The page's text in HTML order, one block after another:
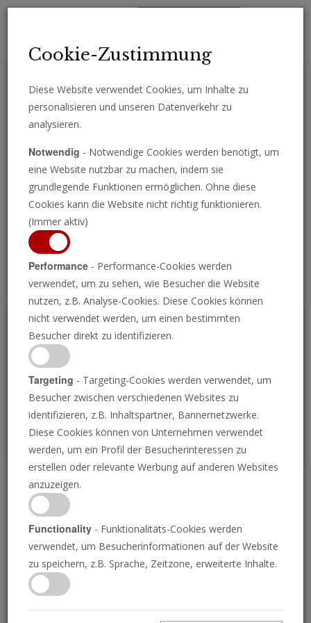
Erhalten Sie wichtige Analysen, Kommentare und Nachrichten
Programm ansehen
P
Wiederbelebung des
Psalters von Tara
28.07.2023 • 25 Minuten
Der Prophet Jeremia sammelte und ordnete die
Psalmen von König David in seinem Buch Der
Cookie-Zustimmung
Diese Website verwendet Cookies, um Inhalte zu
personalisieren und unseren Datenverkehr zu
analysieren.
Notwendig - Notwendige Cookies werden benötigt, um
eine Website nutzbar zu machen, indem sie
grundlegende Funktionen ermöglichen. Ohne diese
Cookies kann die Website nicht richtig funktionieren.
(Immer aktiv)
Performance - Performance-Cookies werden
verwendet, um zu sehen, wie Besucher die Website
nutzen, z.B. Analyse-Cookies. Diese Cookies können
nicht verwendet werden, um einen bestimmten
Besucher direkt zu identifizieren.
Targeting - Targeting-Cookies werden verwendet, um
Besucher zwischen verschiedenen Websites zu
identifizieren, z.B. Inhaltspartner, Bannernetzwerke.
Diese Cookies können von Unternehmen verwendet
werden, um ein Profil der Besucherinteressen zu
erstellen oder relevante Werbung auf anderen Websites
anzuzeigen.
Functionality - Funktionalitäts-Cookies werden
verwendet, um Besucherinformationen auf der Website
zu speichern, z.B. Sprache, Zeitzone, erweiterte Inhalte.